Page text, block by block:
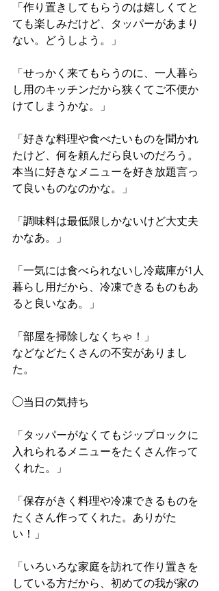
「作り置きしてもらうのは嬉しくてと
ても楽しみだけど、タッパーがあまり
ない。どうしよう。」
「せっかく来てもらうのに、一人暮ら
し用のキッチンだから狭くてご不便か
けてしまうかな。」
「好きな料理や食べたいものを聞かれ
たけど、何を頼んだら良いのだろう。
本当に好きなメニューを好き放題言っ
て良いものなのかな。」
「調味料は最低限しかないけど大丈夫
かなあ。」
「一気には食べられないし冷蔵庫が1人
暮らし用だから、冷凍できるものもあ
ると良いなあ。」
「部屋を掃除しなくちゃ！」
などなどたくさんの不安がありまし
た。
◯当日の気持ち
「タッパーがなくてもジップロックに
入れられるメニューをたくさん作って
くれた。」
「保存がきく料理や冷凍できるものを
たくさん作ってくれた。ありがた
い！」
「いろいろな家庭を訪れて作り置きを
している方だから、初めての我が家の